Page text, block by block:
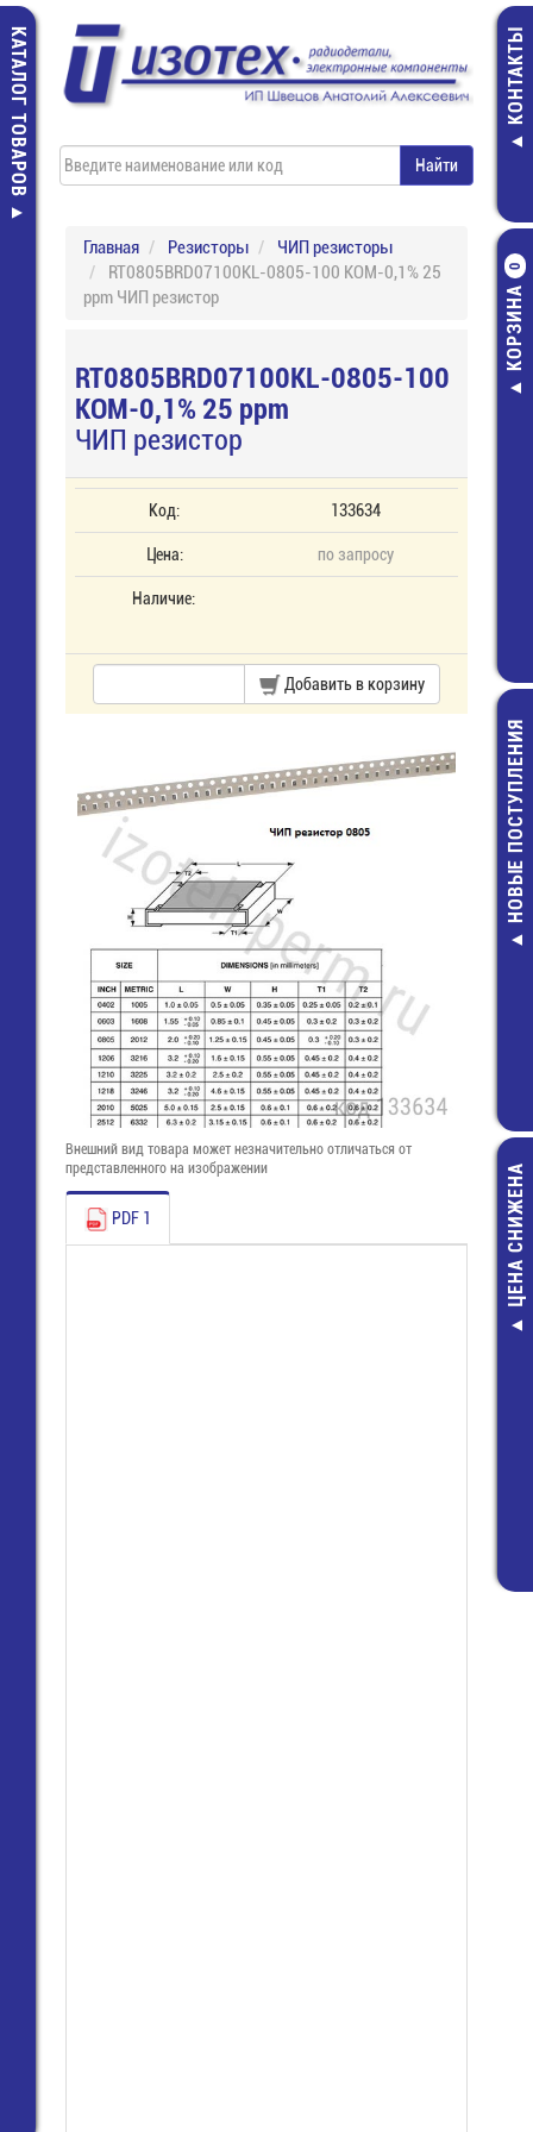
КАТАЛОГ ТОВАРОВ КОНТАКТЫ
КОРЗИНА
0
ER34615H/P
питания НОВЫЕ ПОСТУПЛЕНИЯ
ЦЕНА СНИЖЕНА
Главная Резисторы
ЧИП резисторы
RT0805BRD07100KL-0805-100 КОМ-0,1% 25
ppm ЧИП резистор
RT0805BRD07100KL-0805-100
КОМ-0,1% 25 ppm
ЧИП резистор
Код: 133634
Цена: по запросу
Наличие:
Добавить в корзину
Внешний вид товара может незначительно отличаться от
представленного на изображении
PDF 1